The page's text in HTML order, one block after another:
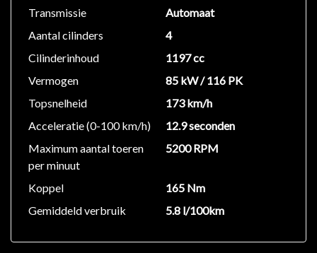
Transmissie
Automaat
Aantal cilinders
4
Cilinderinhoud
1197 cc
Vermogen
85 kW / 116 PK
Topsnelheid
173 km/h
Acceleratie (0-100 km/h)
12.9 seconden
Maximum aantal toeren
per minuut
5200 RPM
Koppel
165 Nm
Gemiddeld verbruik
5.8 l/100km